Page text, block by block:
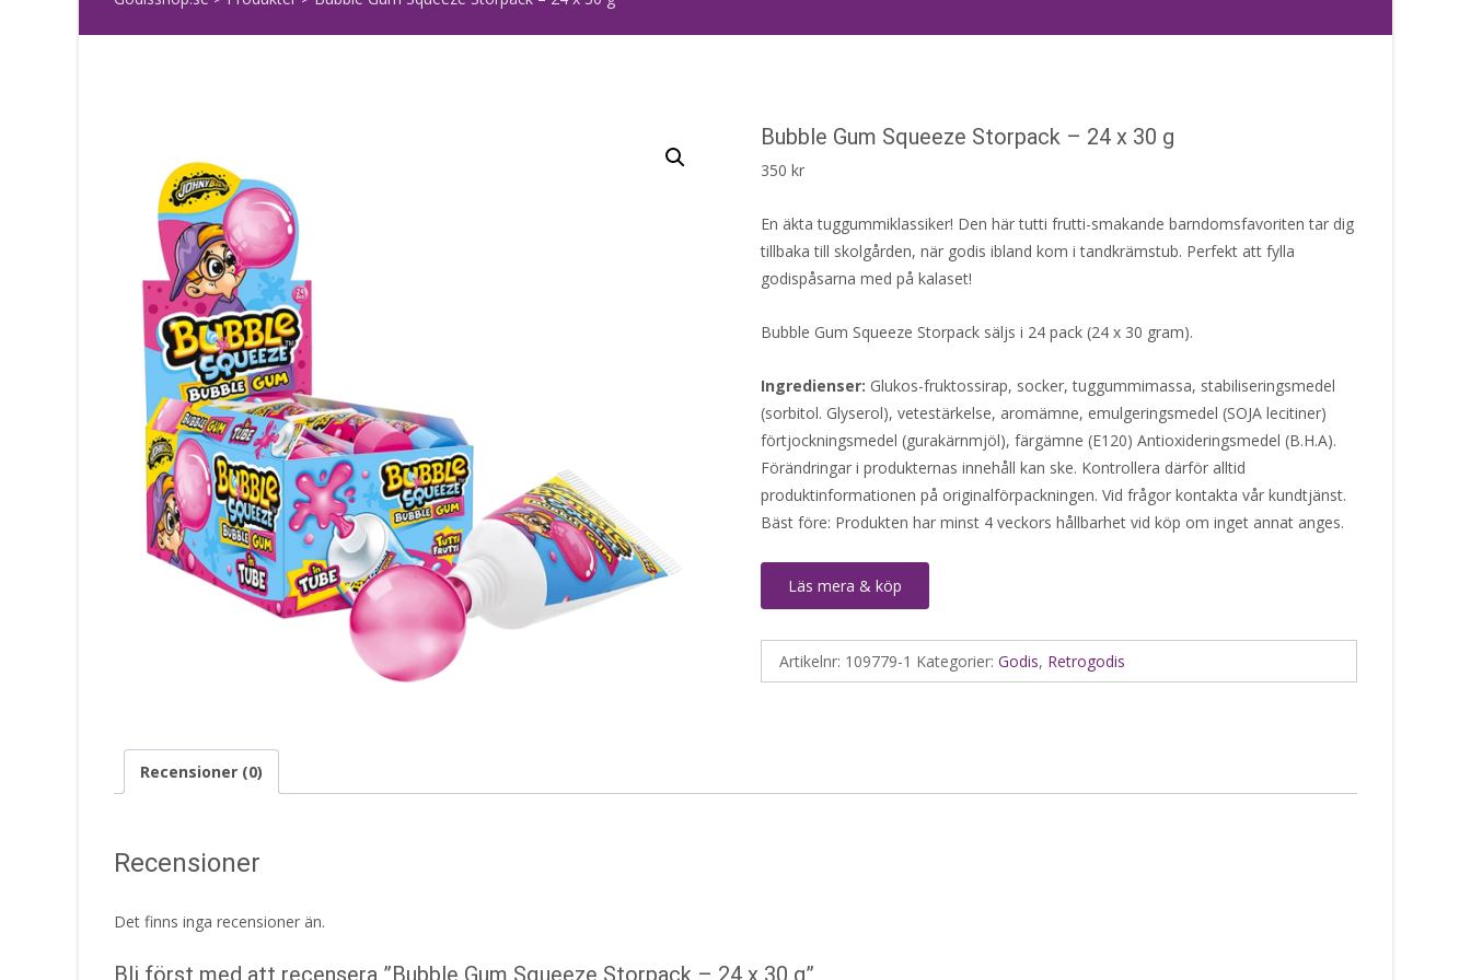
Bubble Gum Squeeze Storpack – 24 x 30 g
350 kr
En äkta tuggummiklassiker! Den här tutti frutti-smakande barndomsfavoriten tar dig
tillbaka till skolgården, när godis ibland kom i tandkrämstub. Perfekt att fylla
godispåsarna med på kalaset!
Bubble Gum Squeeze Storpack säljs i 24 pack (24 x 30 gram).
Ingredienser: Glukos-fruktossirap, socker, tuggummimassa, stabiliseringsmedel
(sorbitol. Glyserol), vetestärkelse, aromämne, emulgeringsmedel (SOJA lecitiner)
förtjockningsmedel (gurakärnmjöl), färgämne (E120) Antioxideringsmedel (B.H.A).
Förändringar i produkternas innehåll kan ske. Kontrollera därför alltid
produktinformationen på originalförpackningen. Vid frågor kontakta vår kundtjänst.
Bäst före: Produkten har minst 4 veckors hållbarhet vid köp om inget annat anges.
Läs mera & köp
Artikelnr: 109779-1 Kategorier: Godis, Retrogodis
Recensioner (0)
Recensioner
Det finns inga recensioner än.
Bli först med att recensera ”Bubble Gum Squeeze Storpack – 24 x 30 g”